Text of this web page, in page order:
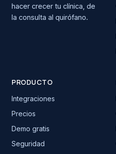
hacer crecer tu clínica, de
la consulta al quirófano.
PRODUCTO
Integraciones
Precios
Demo gratis
Seguridad